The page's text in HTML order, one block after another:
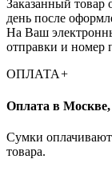
Заказанный товар
день после
На Ваш
отправки и номер
ОПЛАТА+
Оплата в Москве,
Cумки
товара.